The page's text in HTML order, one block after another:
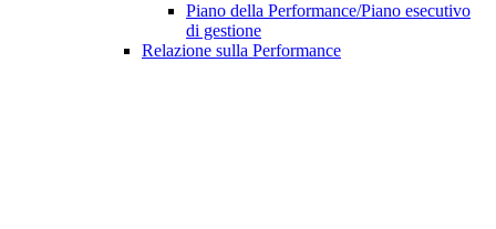
Piano della Performance/Piano esecutivo
di gestione
Relazione sulla Performance